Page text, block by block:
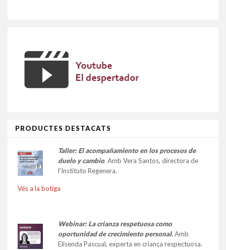
PRODUCTES DESTACATS
Taller: El acompañamiento en los procesos de
duelo y cambio.Amb Vera Santos, directora de
l’Instituto Regenera.
Vés a la botiga
Webinar: La crianza respetuosa como
oportunidad de crecimiento personal.Amb
Elisenda Pascual, experta en criança respectuosa.